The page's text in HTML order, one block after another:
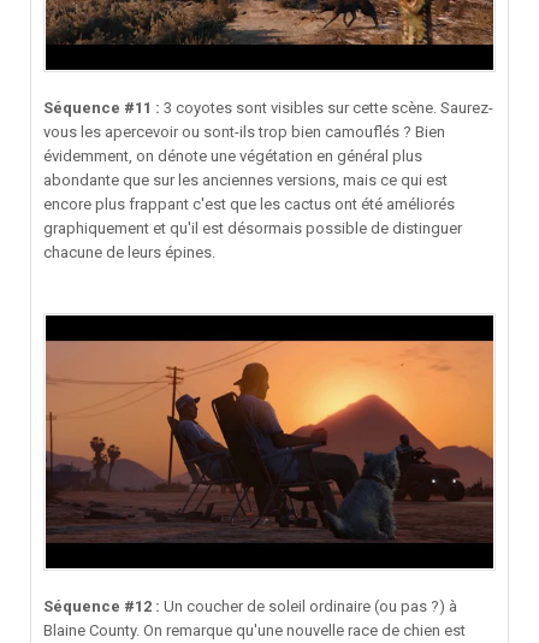
Séquence #11 : 3 coyotes sont visibles sur cette scène. Saurez-
vous les apercevoir ou sont-ils trop bien camouflés ? Bien
évidemment, on dénote une végétation en général plus
abondante que sur les anciennes versions, mais ce qui est
encore plus frappant c'est que les cactus ont été améliorés
graphiquement et qu'il est désormais possible de distinguer
chacune de leurs épines.
Séquence #12 : Un coucher de soleil ordinaire (ou pas ?) à
Blaine County. On remarque qu'une nouvelle race de chien est